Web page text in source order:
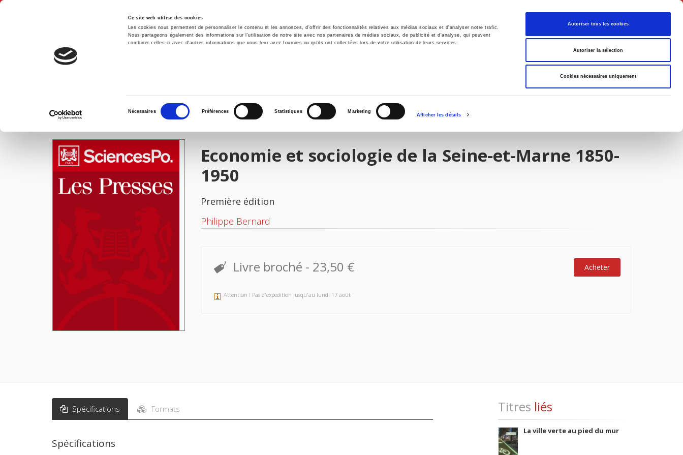
Ce site web utilise des cookies
Les cookies nous permettent de personnaliser le contenu et les annonces, d'offrir des fonctionnalités relatives aux médias sociaux et d'analyser notre trafic.
Nous partageons également des informations sur l'utilisation de notre site avec nos partenaires de médias sociaux, de publicité et d'analyse, qui peuvent
combiner celles-ci avec d'autres informations que vous leur avez fournies ou qu'ils ont collectées lors de votre utilisation de leurs services.
consentement
Nécessaires Préférences Statistiques Marketing
Afficher les détails
Autoriser tous les cookies
Autoriser la sélection
Cookies nécessaires uniquement
Français
Accueil Environnement Histoire International
IMAGES
Economie et sociologie de la Seine-et-Marne 1850-
1950
Première édition
Philippe Bernard
Livre broché - 23,50 € Acheter
Attention ! Pas d'expédition jusqu'au lundi 17 août
Spécifications Formats
Spécifications
Titres liés
La ville verte au pied du mur